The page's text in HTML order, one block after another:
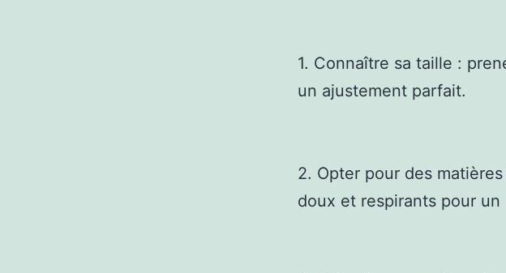
1. Connaître sa taille :
un ajustement parfait.
2. Opter pour des
doux et respirants pour